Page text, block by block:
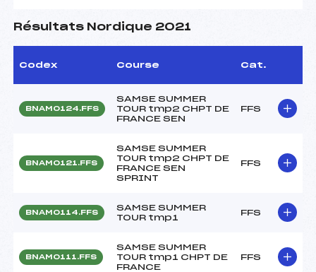
Résultats Nordique 2021
Codex Course Cat.
BNAM0124.FFS
SAMSE SUMMER
TOUR tmp2 CHPT DE
FRANCE SEN
FFS
BNAM0121.FFS
SAMSE SUMMER
TOUR tmp2 CHPT DE
FRANCE SEN
SPRINT
FFS
BNAM0114.FFS
SAMSE SUMMER
TOUR tmp1
FFS
BNAM0111.FFS
SAMSE SUMMER
TOUR tmp1 CHPT DE
FRANCE
FFS